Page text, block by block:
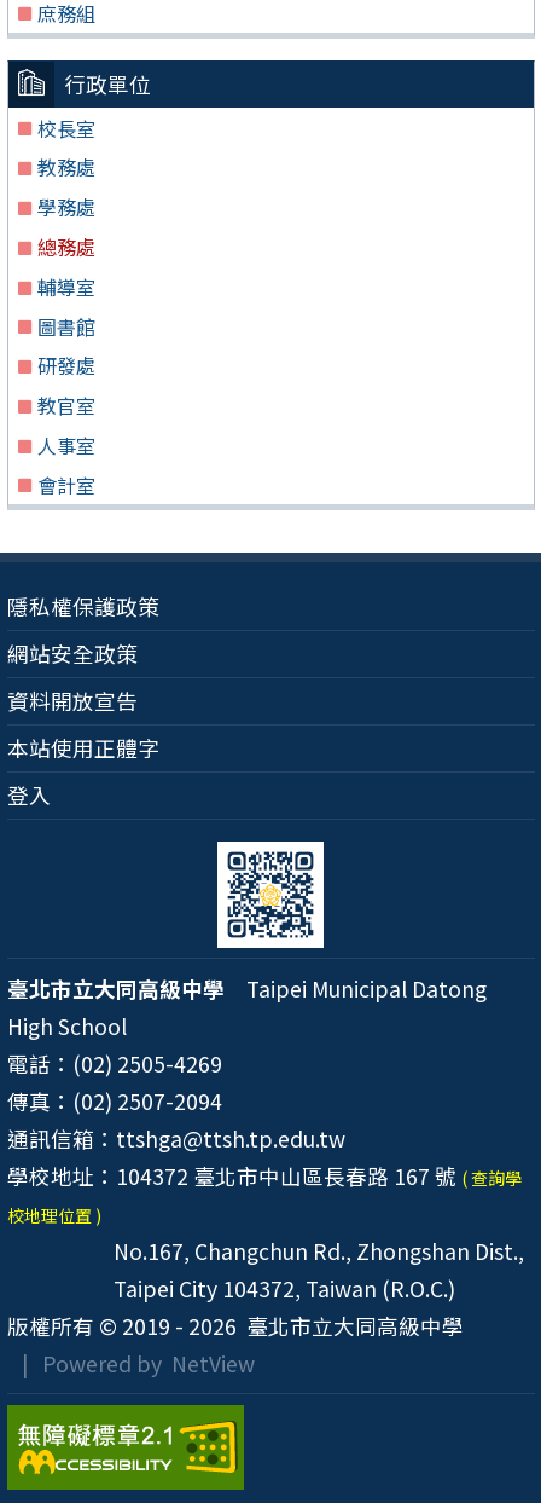
庶務組
行政單位
校長室
教務處
學務處
總務處
輔導室
圖書館
研發處
教官室
人事室
會計室
隱私權保護政策
網站安全政策
資料開放宣告
本站使用正體字
登入
臺北市立大同高級中學 Taipei Municipal Datong
High School
電話：(02) 2505-4269
傳真：(02) 2507-2094
通訊信箱：ttshga@ttsh.tp.edu.tw
學校地址：104372 臺北市中山區長春路 167 號 ( 查詢學
校地理位置 )
No.167, Changchun Rd., Zhongshan Dist.,
Taipei City 104372, Taiwan (R.O.C.)
版權所有 © 2019 - 2026 臺北市立大同高級中學
| Powered by NetView